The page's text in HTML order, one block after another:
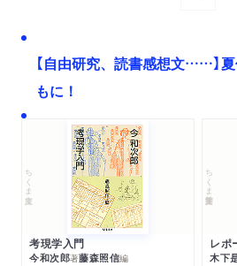
【自由研究、読書感想文……】
もに！
ちくま文庫
考現学入門
今和次郎著藤森照信編
ちくま学芸文庫
レポ
木下